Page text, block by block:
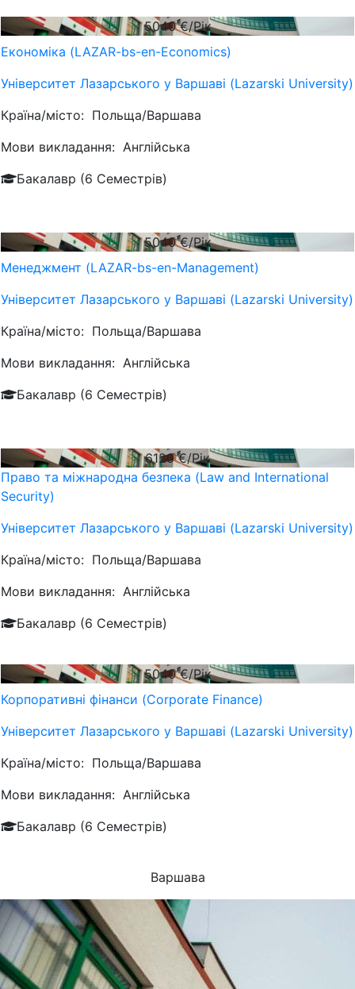
5040€/Рік
Економіка (LAZAR-bs-en-Economics)
Університет Лазарського у Варшаві (Lazarski University)
Країна/місто: Польща/Варшава
Мови викладання: Англійська
Бакалавр (6 Семестрів)
5040€/Рік
Менеджмент (LAZAR-bs-en-Management)
Університет Лазарського у Варшаві (Lazarski University)
Країна/місто: Польща/Варшава
Мови викладання: Англійська
Бакалавр (6 Семестрів)
6120€/Рік
Право та міжнародна безпека (Law and International
Security)
Університет Лазарського у Варшаві (Lazarski University)
Країна/місто: Польща/Варшава
Мови викладання: Англійська
Бакалавр (6 Семестрів)
5040€/Рік
Корпоративні фінанси (Corporate Finance)
Університет Лазарського у Варшаві (Lazarski University)
Країна/місто: Польща/Варшава
Мови викладання: Англійська
Бакалавр (6 Семестрів)
Варшава